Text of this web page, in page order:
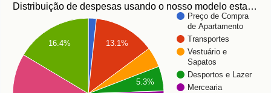
Distribuição de despesas usando o nosso modelo esta…
Preço de Compra
de Apartamento
Transportes
Vestuário e
Sapatos
Desportos e Lazer
Mercearia
13.1%
5.3%
16.4%